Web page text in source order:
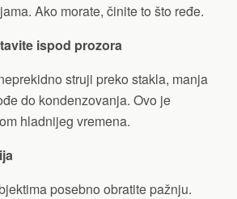
Ako morate, činite to što ređe.
ispod prozora
struji preko stakla, manja
do kondenzovanja. Ovo je
hladnijeg vremena.
posebno obratite pažnju.